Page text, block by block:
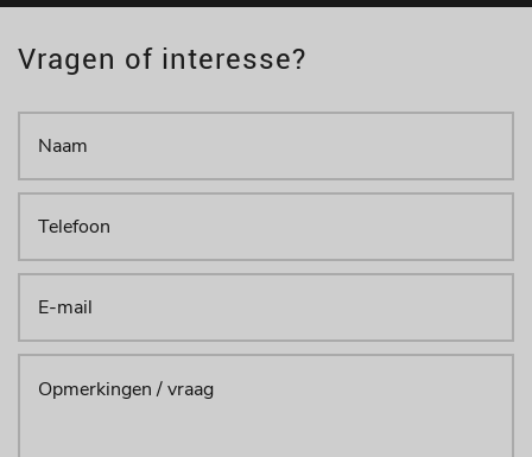
Vragen of interesse?